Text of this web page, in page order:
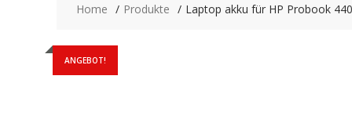
Home Produkte Laptop akku für HP Probook
ANGEBOT!